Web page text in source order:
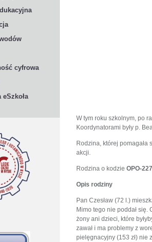
cyfrowa
W tym roku szkolnym, po
Koordynatorami były p.
Rodzina, której pomagała
akcji.
Rodzina o kodzie OPO-
Opis rodziny
Pan Czesław (72 l.)
Mimo tego nie poddał się.
żony ani dzieci, które
zawał i ma problemy z
pielęgnacyjny (153 zł) nie